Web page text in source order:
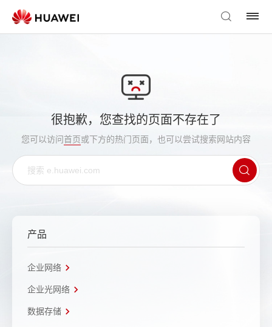
很抱歉，您查找的页面不存在了
您可以访问首页或下方的热门页面，也可以尝试搜索网站内容
产品
企业网络
企业光网络
数据存储